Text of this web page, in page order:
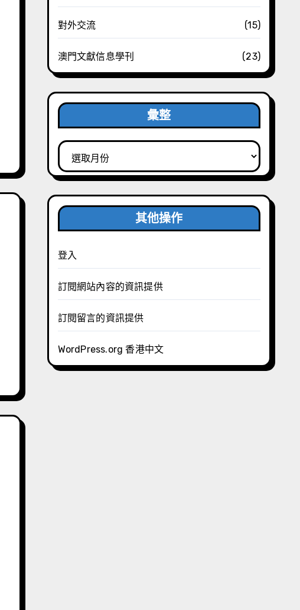
對外交流 (15)
澳門文獻信息學刊 (23)
彙整
彙
整
其他操作
登入
訂閱網站內容的資訊提供
訂閱留言的資訊提供
WordPress.org 香港中文